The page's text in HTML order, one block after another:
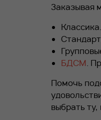
Заказывая
БДСМ.
Помочь
выбрать